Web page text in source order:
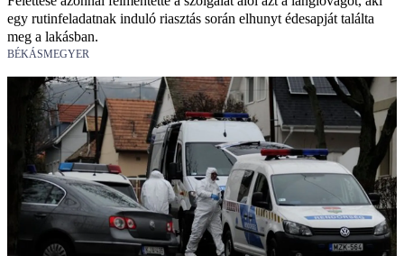
egy rutinfeladatnak induló riasztás során elhunyt édesapját találta
meg a lakásban.
BÉKÁSMEGYER